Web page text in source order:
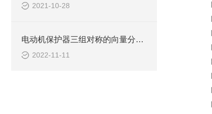
2021-10-28
电动机保护器三组对称的向量分析概述EOCR-PMR
2022-11-11